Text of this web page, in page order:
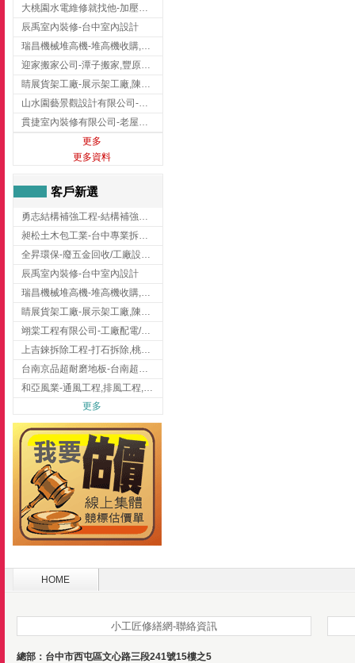
大桃園水電維修就找他-加壓馬達,抽水馬達,桃園水電行,中壢水電
辰禹室內裝修-台中室內設計
瑞昌機械堆高機-堆高機收購,新北市堆高機,桃園堆高機
迎家搬家公司-潭子搬家,豐原搬家,大雅搬家,大甲搬家,台中推薦搬家,台中搬家
睛展貨架工廠-展示架工廠,陳列架,台中展示架工廠
山水園藝景觀設計有限公司-景觀工程,景觀設計,新竹園藝工程,新竹景觀設計
貫捷室內裝修有限公司-老屋翻新工程,台中老屋翻新工程,台中舊屋翻新
更多
更多資料
客戶新選
勇志結構補強工程-結構補強工程 ,桃園結構補強工程,龍潭結構補強工程
昶松土木包工業-台中專業拆除工程/挖土機出租
全昇環保-廢五金回收/工廠設備收購/機械設備回收/高價收購廠房設備
辰禹室內裝修-台中室內設計
瑞昌機械堆高機-堆高機收購,新北市堆高機,桃園堆高機
睛展貨架工廠-展示架工廠,陳列架,台中展示架工廠
翊棠工程有限公司-工廠配電/高雄消防機電公司
上吉錸拆除工程-打石拆除,桃園打石拆除,桃園拆除工程
台南京品超耐磨地板-台南超耐磨地板
和亞風業-通風工程,排風工程,彰化通風工程,彰化排風工程
更多
HOME
小工匠修繕網-聯絡資訊
總部：台中市西屯區文心路三段241號15樓之5